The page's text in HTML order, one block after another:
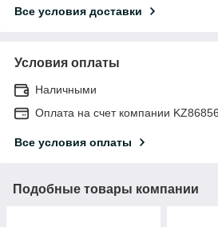
Все условия доставки
Условия оплаты
Наличными
Оплата на счет компании
Все условия оплаты
Подобные товары компании